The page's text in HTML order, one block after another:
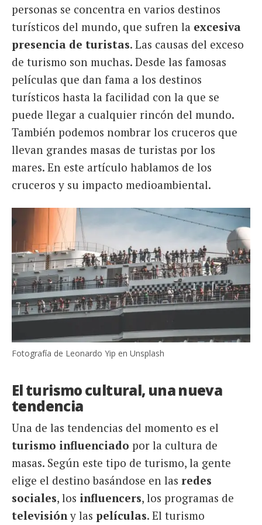
personas se concentra en varios destinos
turísticos del mundo, que sufren la excesiva
presencia de turistas. Las causas del exceso
de turismo son muchas. Desde las famosas
películas que dan fama a los destinos
turísticos hasta la facilidad con la que se
puede llegar a cualquier rincón del mundo.
También podemos nombrar los cruceros que
llevan grandes masas de turistas por los
mares. En este artículo hablamos de los
cruceros y su impacto medioambiental.
Fotografía de Leonardo Yip en Unsplash
El turismo cultural, una nueva
tendencia
Una de las tendencias del momento es el
turismo influenciado por la cultura de
masas. Según este tipo de turismo, la gente
elige el destino basándose en las redes
sociales, los influencers, los programas de
televisióny las películas. El turismo